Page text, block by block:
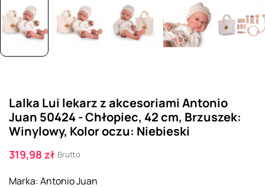
Lalka Lui lekarz z akcesoriami Antonio
Juan 50424 - Chłopiec, 42 cm, Brzuszek:
Winylowy, Kolor oczu: Niebieski
319,98 zł Brutto
Marka:Antonio Juan